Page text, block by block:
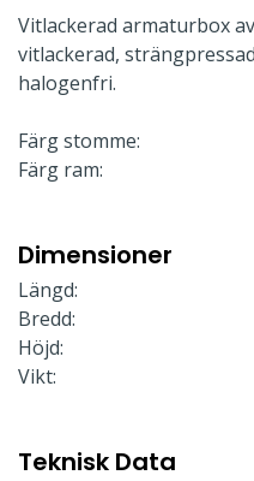
Vitlackerad armaturbox
vitlackerad,
halogenfri.
Färg stomme:
Färg ram:
Dimensioner
Längd:
Bredd:
Höjd:
Vikt:
Teknisk Data